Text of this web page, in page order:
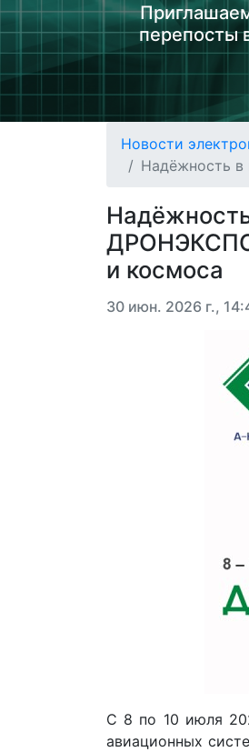
перепосты
Новости
Надёжность
и космоса
30 июн. 2026 г.,
С 8 по 10 июля
авиационных